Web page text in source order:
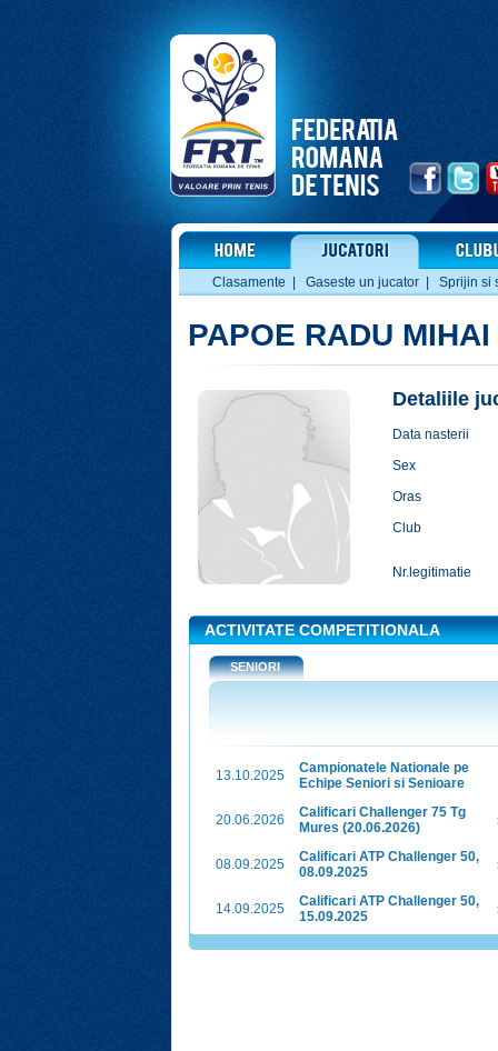
Clasamente Gaseste un jucator Sprijin si
PAPOE RADU MIHAI
Detaliile
Data nasterii
Sex
Oras
Club
Nr.legitimatie
ACTIVITATE COMPETITIONALA
SENIORI
13.10.2025
Campionatele Nationale pe
Echipe Seniori si Senioare
20.06.2026
Calificari Challenger 75 Tg
Mures (20.06.2026)
08.09.2025
Calificari ATP Challenger 50,
08.09.2025
14.09.2025
Calificari ATP Challenger 50,
15.09.2025